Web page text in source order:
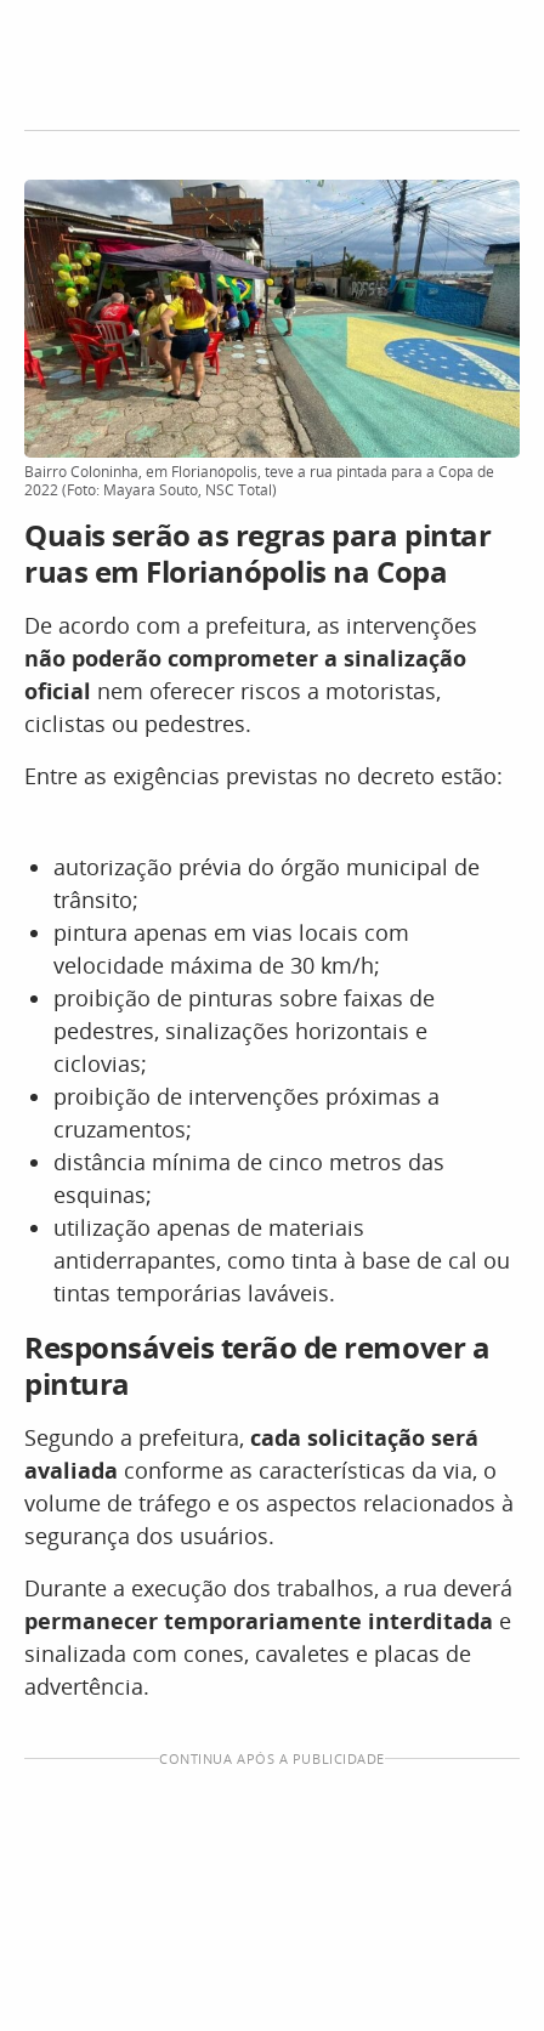
Bairro Coloninha, em Florianópolis, teve a rua pintada para a Copa de
2022 (Foto: Mayara Souto, NSC Total)
Quais serão as regras para pintar
ruas em Florianópolis na Copa
De acordo com a prefeitura, as intervenções
não poderão comprometer a sinalização
oficial nem oferecer riscos a motoristas,
ciclistas ou pedestres.
Entre as exigências previstas no decreto estão:
autorização prévia do órgão municipal de
trânsito;
pintura apenas em vias locais com
velocidade máxima de 30 km/h;
proibição de pinturas sobre faixas de
pedestres, sinalizações horizontais e
ciclovias;
proibição de intervenções próximas a
cruzamentos;
distância mínima de cinco metros das
esquinas;
utilização apenas de materiais
antiderrapantes, como tinta à base de cal ou
tintas temporárias laváveis.
Responsáveis terão de remover a
pintura
Segundo a prefeitura, cada solicitação será
avaliada conforme as características da via, o
volume de tráfego e os aspectos relacionados à
segurança dos usuários.
Durante a execução dos trabalhos, a rua deverá
permanecer temporariamente interditada e
sinalizada com cones, cavaletes e placas de
advertência.
CONTINUA APÓS A PUBLICIDADE